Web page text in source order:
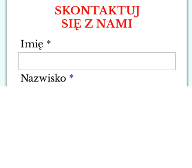
SKONTAKTUJ
SIĘ Z NAMI
Imię
Nazwisko